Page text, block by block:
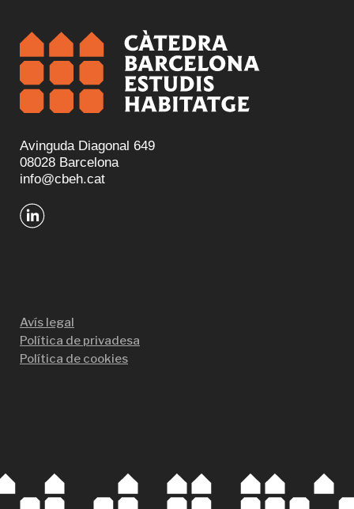
Avinguda Diagonal 649
08028 Barcelona
info@cbeh.cat
Avís legal
Política de privadesa
Política de cookies